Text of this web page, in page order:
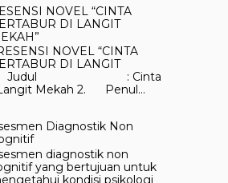
NOVEL “CINTA
DI LANGIT
NOVEL “CINTA
DI LANGIT
1. Judul : Cinta
Mekah 2. Penul...
Diagnostik Non
diagnostik non
yang bertujuan untuk
kondisi psikologi